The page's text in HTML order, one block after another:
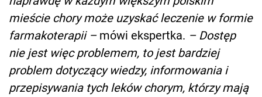
mieście chory może uzyskać leczenie w formie
farmakoterapii – mówi ekspertka. – Dostęp
nie jest więc problemem, to jest bardziej
problem dotyczący wiedzy, informowania i
przepisywania tych leków chorym, którzy mają